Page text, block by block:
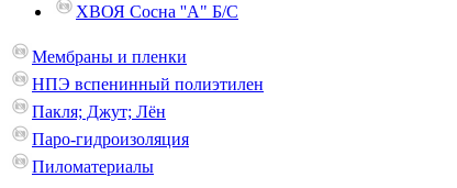
ХВОЯ Сосна ''A" Б/С
Мембраны и пленки
НПЭ вспенинный полиэтилен
Пакля; Джут; Лён
Паро-гидроизоляция
Пиломатериалы